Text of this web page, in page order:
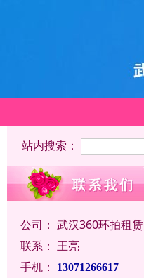
站内搜索：
公司： 武汉360环拍租赁
联系： 王亮
手机：
13071266617